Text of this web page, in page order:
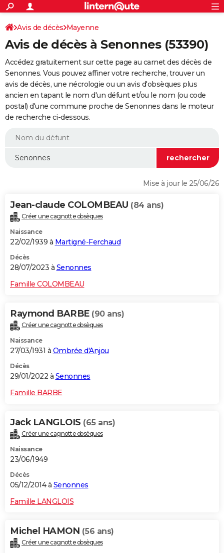
ACTUALITÉS
Politique
Société
Faits Divers
Education
Monde
Villes
+
SPORT
Coupe du monde 2026
Football
Tennis
Cyclisme
Rugby
Forum
Programme TV
TNT
Streaming
Cinéma
Sorties cinéma
Musique
+
FINANCE
Retraite
Impôts
Epargne
Immobilier
Risques naturels par ville
Banque
Assurance
Crédit
AUTO
Essais
Réserver un essai
Citadines
Berlines
SUV
Forum auto
+
HIGH-TECH
BRICOLAGE
WEEK-END
Alimentation
Guide de la santé
Maladies
Médicaments
Sommeil
VOYAGE
Destinations
City break
Voyage nature
Voyage de noces
Forum
Climat
+PHOTO
GUIDES D'ACHAT
Carte de Noël
Carte Bonne année
Carte Saint-Valentin
Carte Pâques
Carte d'anniversaire
DICTIONNAIRE
Dictionnaire
Biographies
Citations
Expressions
Proverbes
PROGRAMME TV
S'inscrire
Se connecter
Lycées
Collèges
Primaires
Universités
Entreprises
Service militaire
Avis de recherche
AVIS DE DÉCÈS
FORUM
Bricolage
Lifestyle
Culture
Television
Voyage
Avis de décès Mayenne
Avis de décès à Senonnes (53390)
Accédez gratuitement sur cette page au carnet des décès de
Senonnes. Vous pouvez affiner votre recherche, trouver un
avis de décès, une nécrologie ou un avis d'obsèques plus
ancien en tapant le nom d'un défunt et/ou le nom (ou code
postal) d'une commune proche de Senonnes dans le moteur
de recherche ci-dessous.
Mise à jour le 25/06/26
Jean-claude COLOMBEAU (84 ans)
Créer une cagnotte obsèques
Naissance
22/02/1939 à Martigné-Ferchaud
Décès
28/07/2023 à Senonnes
Famille COLOMBEAU
Raymond BARBE (90 ans)
Créer une cagnotte obsèques
Naissance
27/03/1931 à Ombrée d'Anjou
Décès
29/01/2022 à Senonnes
Famille BARBE
Jack LANGLOIS (65 ans)
Créer une cagnotte obsèques
Naissance
23/06/1949
Décès
05/12/2014 à Senonnes
Famille LANGLOIS
Michel HAMON (56 ans)
Créer une cagnotte obsèques